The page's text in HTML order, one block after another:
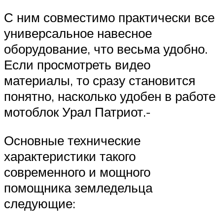
С ним совместимо практически все
универсальное навесное
оборудование, что весьма удобно.
Если просмотреть видео
материалы, то сразу становится
понятно, насколько удобен в работе
мотоблок Урал Патриот.-
Основные технические
характеристики такого
современного и мощного
помощника земледельца
следующие: